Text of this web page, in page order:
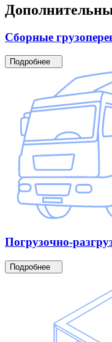
Сборные
Подробнее
Погрузочно-
Подробнее